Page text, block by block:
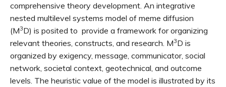
comprehensive theory development. An integrative
nested multilevel systems model of meme diffusion
(M3D) is posited to provide a framework for organizing
relevant theories, constructs, and research. M3D is
organized by exigency, message, communicator, social
network, societal context, geotechnical, and outcome
levels. The heuristic value of the model is illustrated by its